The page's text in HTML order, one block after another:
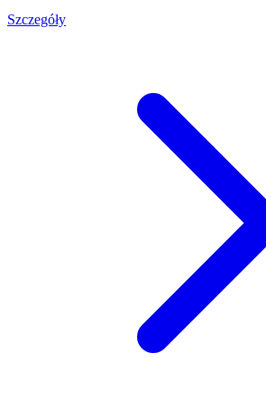
Szczegóły